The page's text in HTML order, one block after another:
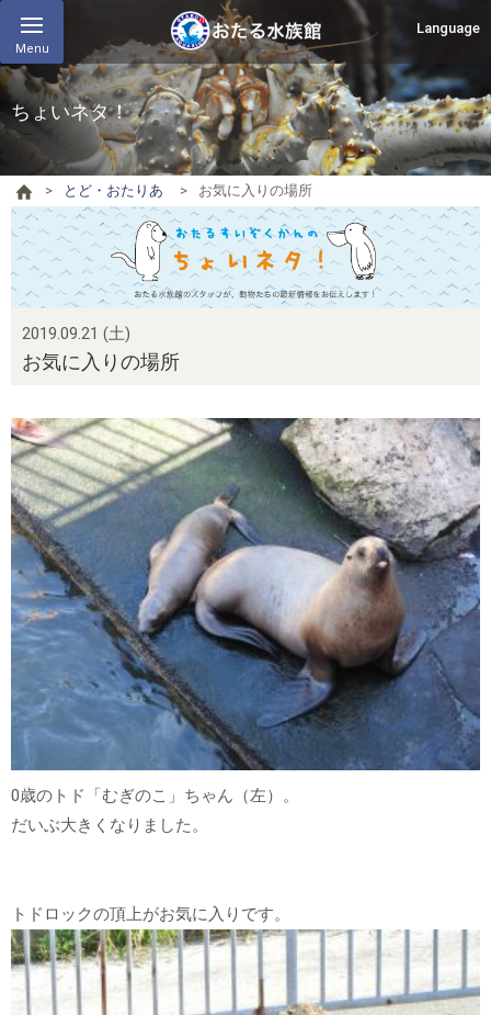
Menu
Language
ちょいネタ！
とど・おたりあ お気に入りの場所
2019.09.21 (土)
お気に入りの場所
0歳のトド「むぎのこ」ちゃん（左）。
だいぶ大きくなりました。
トドロックの頂上がお気に入りです。